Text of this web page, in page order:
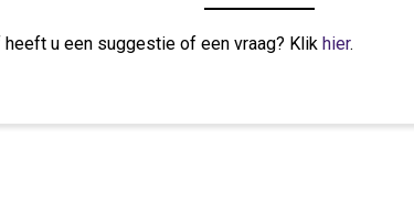
heeft u een suggestie of een vraag? Klik hier.